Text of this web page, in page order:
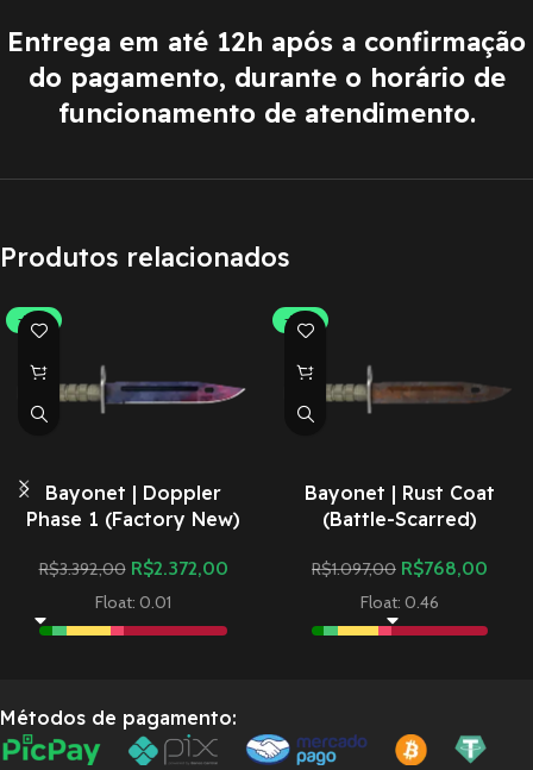
Entrega em até 12h após a confirmação
do pagamento, durante o horário de
funcionamento de atendimento.
Produtos relacionados
-30%
Bayonet | Doppler
Phase 1 (Factory New)
R$3.392,00 R$2.372,00
Float: 0.01
-30%
Bayonet | Rust Coat
(Battle-Scarred)
R$1.097,00 R$768,00
Float: 0.46
Métodos de pagamento: